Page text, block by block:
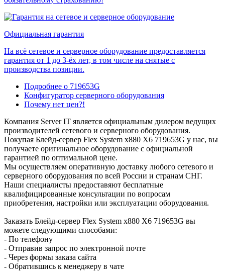
Официальная гарантия
На всё сетевое и серверное оборудование предоставляется
гарантия от 1 до 3-ёх лет, в том числе на снятые с
производства позиции.
Подробнее о 719653G
Конфигуратор серверного оборудования
Почему нет цен?!
Компания Server IT является официальным дилером ведущих
производителей сетевого и серверного оборудования.
Покупая Блейд-сервер Flex System x880 X6 719653G у нас, вы
получаете оригинальное оборудование с официальной
гарантией по оптимальной цене.
Мы осуществляем оперативную доставку любого сетевого и
серверного оборудования по всей России и странам СНГ.
Наши специалисты предоставяют бесплатные
квалифицированные консультации по вопросам
приобретения, настройки или эксплуатации оборудования.
Заказать Блейд-сервер Flex System x880 X6 719653G вы
можете следующими способами:
- По телефону
- Отправив запрос по электронной почте
- Через формы заказа сайта
- Обратившись к менеджеру в чате